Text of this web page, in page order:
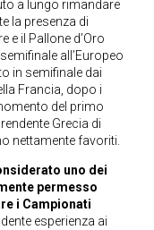
a lungo rimandare
la presenza di
e il Pallone d’Oro
all’Europeo
in semifinale dai
Francia, dopo i
del primo
Grecia di
nettamente favoriti.
uno dei
permesso
i Campionati
esperienza ai